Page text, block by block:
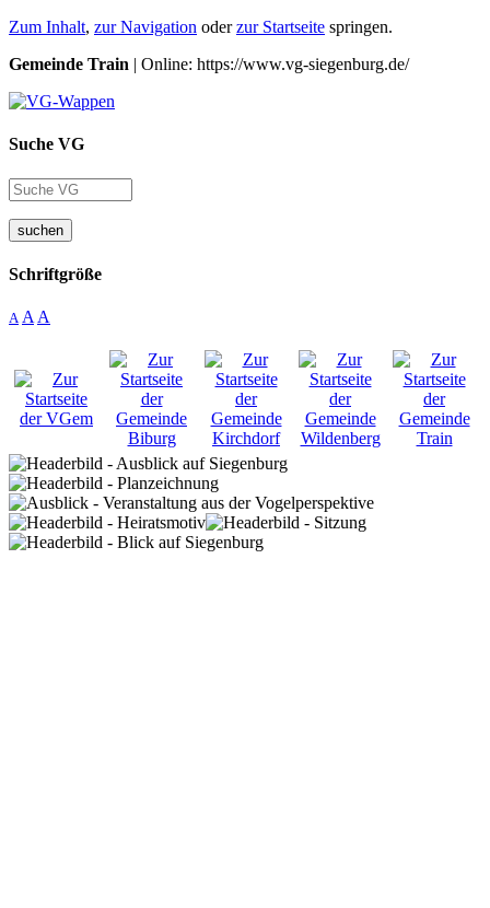
Zum Inhalt, zur Navigation oderzur Startseite springen.
Gemeinde Train | Online: https://www.vg-siegenburg.de/
Suche VG
suchen
Schriftgröße
A A A